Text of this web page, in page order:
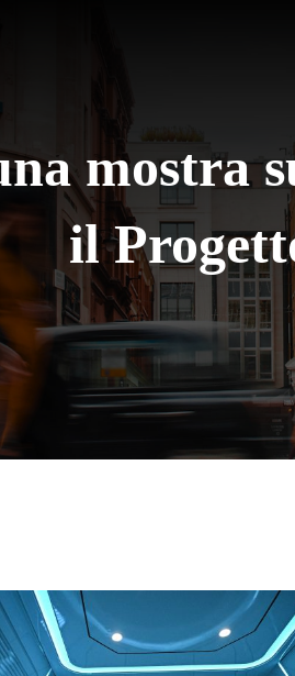
mostra
il